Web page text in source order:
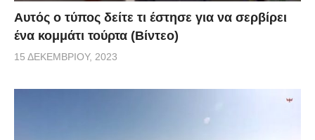
Αυτός ο τύπος δείτε τι έστησε για να σερβίρει
ένα κομμάτι τούρτα (Βίντεο)
15 ΔΕΚΕΜΒΡΊΟΥ, 2023